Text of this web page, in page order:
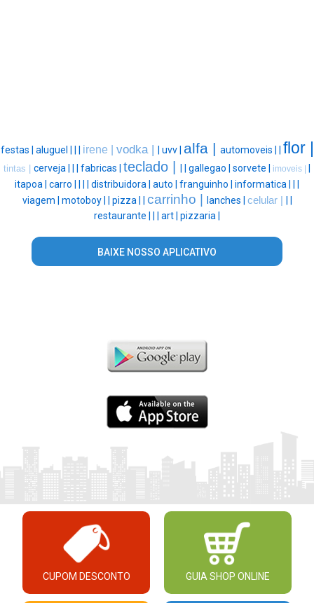
festas | aluguel | irene | vodka | uvv | alfa | automoveis | flor |
tintas | cerveja | fabricas | teclado | gallegao | sorvete | imoveis |
itapoa | carro | distribuidora | auto | franguinho | informatica |
viagem | motoboy | pizza | carrinho | lanches | celular |
restaurante |
art | pizzaria |
BAIXE NOSSO APLICATIVO
CUPOM DESCONTO GUIA SHOP ONLINE